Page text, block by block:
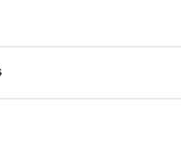
como
y la tradicional